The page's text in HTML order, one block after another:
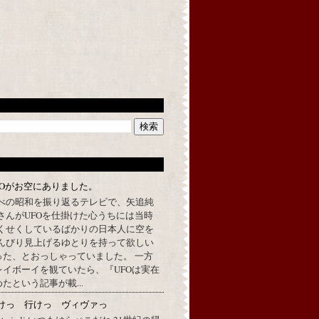
がお空にありました。
の昭和を振り返るテレビで、矢追純
んがUFOを仕掛けた心うちには当時
せくしているばかりの日本人に空を
びり見上げるゆとりを持って欲しい
、とおっしゃっていました。 一方
ボーイを観ていたら、『UFOは実在
という記事が載...
っ 行けっ ヴィヴァっ